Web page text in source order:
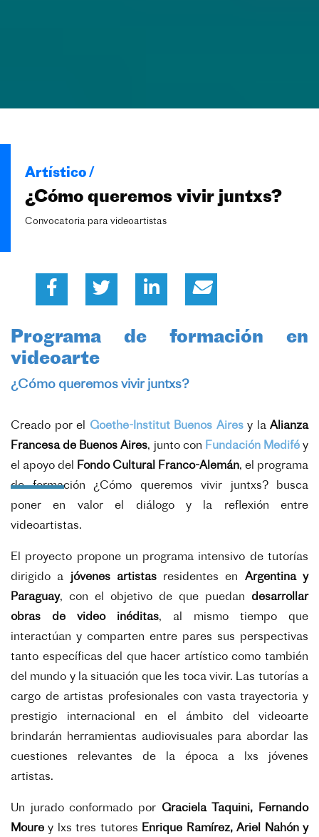
Artístico /
¿Cómo queremos vivir juntxs?
Convocatoria para videoartistas
Programa de formación en
videoarte
¿Cómo queremos vivir juntxs?
Creado por el Goethe-Institut Buenos Aires y la Alianza
Francesa de Buenos Aires, junto con Fundación Mediféy
el apoyo del
Fondo Cultural Franco-Alemán, el programa
de formación ¿Cómo queremos vivir juntxs? busca
poner en valor el diálogo y la reflexión entre
videoartistas.
El proyecto propone un programa intensivo de tutorías
dirigido a jóvenes artistasresidentes en Argentina y
Paraguay, con el objetivo de que puedan desarrollar
obras de video inéditas, al mismo tiempo que
interactúan y comparten entre pares sus perspectivas
tanto específicas del que hacer artístico como también
del mundo y la situación que les toca vivir. Las tutorías a
cargo de artistas profesionales con vasta trayectoria y
prestigio internacional en el ámbito del videoarte
brindarán herramientas audiovisuales para abordar las
cuestiones relevantes de la época a lxs jóvenes
artistas.
Un jurado conformado por Graciela Taquini, Fernando
Moure y lxs tres tutores Enrique Ramírez, Ariel Nahón y